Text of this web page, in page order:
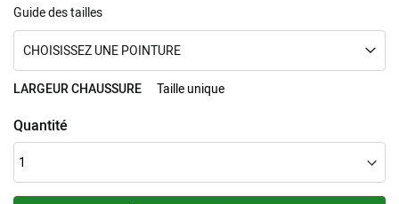
Guide des tailles
CHOISISSEZ UNE POINTURE
LARGEUR CHAUSSURE Taille unique
Quantité